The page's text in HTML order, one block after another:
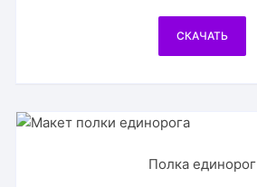
СКАЧАТЬ
Полка единорог